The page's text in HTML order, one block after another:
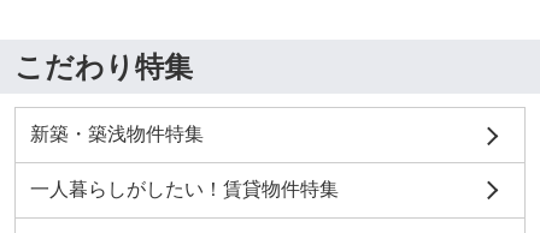
こだわり特集
新築・築浅物件特集
一人暮らしがしたい！賃貸物件特集